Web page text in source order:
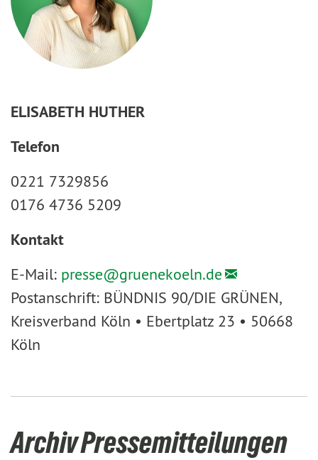
ELISABETH HUTHER
Telefon
0221 7329856
0176 4736 5209
Kontakt
E-Mail: presse@gruenekoeln.de
Postanschrift: BÜNDNIS 90/DIE GRÜNEN,
Kreisverband Köln • Ebertplatz 23 • 50668
Köln
Archiv Pressemitteilungen